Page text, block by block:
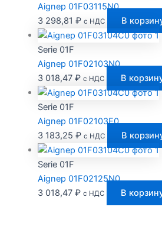
Aignep 01F03115N0
3 298,81 ₽ с НДС В
Serie 01F
Aignep 01F02103N0
3 018,47 ₽ с НДС В
Serie 01F
Aignep 01F02103E0
3 183,25 ₽ с НДС В
Serie 01F
Aignep 01F02125N0
3 018,47 ₽ с НДС В